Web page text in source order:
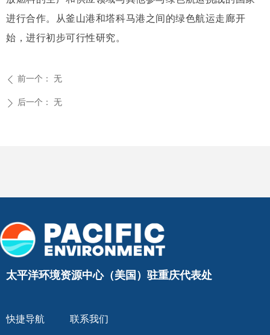
进行合作。从釜山港和塔科马港之间的绿色航运走廊开
始，进行初步可行性研究。
ꄴ 前一个： 无
ꄲ 后一个： 无
快捷导航 联系我们
太平洋环境资源中心（美国）驻重庆代表处